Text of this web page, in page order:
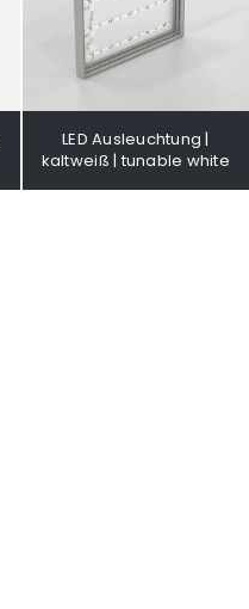
LED Ausleuchtung |
kaltweiß | tunable white